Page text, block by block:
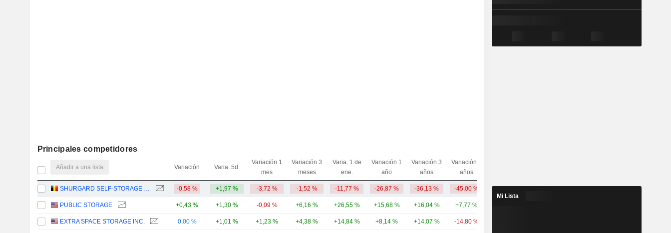
Principales competidores
Añadir a una lista Variación Varia. 5d.
Variación 1
mes
Variación 3
meses
Varia. 1 de
ene.
Variación 1
año
Variación 3
años
Variación 5
años
SHURGARD SELF-STORAGE LTD. -0,58 % +1,97 % -3,72 % -1,52 % -11,77 % -26,87 % -36,13 % -45,00 %
PUBLIC STORAGE +0,43 % +1,30 % -0,09 % +6,16 % +26,55 % +15,68 % +16,04 % +7,77 %
EXTRA SPACE STORAGE INC. 0,00 % +1,01 % +1,23 % +4,38 % +14,84 % +8,14 % +14,07 % -14,80 %
Mi Lista